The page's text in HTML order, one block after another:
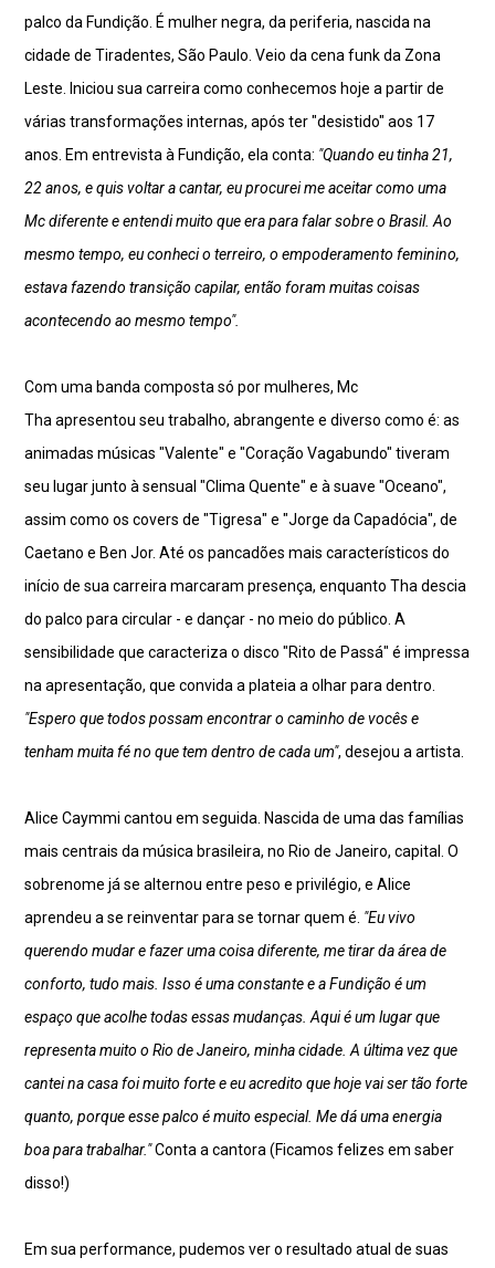
palco da Fundição. É mulher negra, da periferia, nascida na
cidade de Tiradentes, São Paulo. Veio da cena funk da Zona
Leste. Iniciou sua carreira como conhecemos hoje a partir de
várias transformações internas, após ter "desistido" aos 17
anos. Em entrevista à Fundição, ela conta: "Quando eu tinha 21,
22 anos, e quis voltar a cantar, eu procurei me aceitar como uma
Mc diferente e entendi muito que era para falar sobre o Brasil. Ao
mesmo tempo, eu conheci o terreiro, o empoderamento feminino,
estava fazendo transição capilar, então foram muitas coisas
acontecendo ao mesmo tempo".
Com uma banda composta só por mulheres, Mc
Tha apresentou seu trabalho, abrangente e diverso como é: as
animadas músicas "Valente" e "Coração Vagabundo" tiveram
seu lugar junto à sensual "Clima Quente" e à suave "Oceano",
assim como os covers de "Tigresa" e "Jorge da Capadócia", de
Caetano e Ben Jor. Até os pancadões mais característicos do
início de sua carreira marcaram presença, enquanto Tha descia
do palco para circular - e dançar - no meio do público. A
sensibilidade que caracteriza o disco "Rito de Passá" é impressa
na apresentação, que convida a plateia a olhar para dentro.
"Espero que todos possam encontrar o caminho de vocês e
tenham muita fé no que tem dentro de cada um", desejou a artista.
Alice Caymmi cantou em seguida. Nascida de uma das famílias
mais centrais da música brasileira, no Rio de Janeiro, capital. O
sobrenome já se alternou entre peso e privilégio, e Alice
aprendeu a se reinventar para se tornar quem é. "Eu vivo
querendo mudar e fazer uma coisa diferente, me tirar da área de
conforto, tudo mais. Isso é uma constante e a Fundição é um
espaço que acolhe todas essas mudanças. Aqui é um lugar que
representa muito o Rio de Janeiro, minha cidade. A última vez que
cantei na casa foi muito forte e eu acredito que hoje vai ser tão forte
quanto, porque esse palco é muito especial. Me dá uma energia
boa para trabalhar."Conta a cantora (Ficamos felizes em saber
disso!)
Em sua performance, pudemos ver o resultado atual de suas